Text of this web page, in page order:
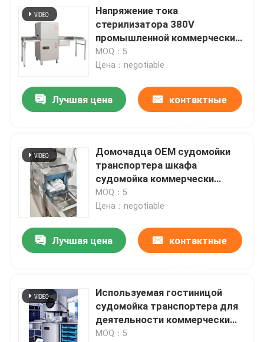
Напряжение тока
стерилизатора 380V
промышленной коммерчески
судомойки
высокотемпературное
MOQ：5
Цена：negotiable
Лучшая цена контактные
Домочадца OEM судомойки
транспортера шкафа
судомойка коммерчески
автоматическая
MOQ：5
Цена：negotiable
Лучшая цена контактные
Используемая гостиницой
судомойка транспортера для
деятельности коммерчески
кухни легкой
MOQ：5